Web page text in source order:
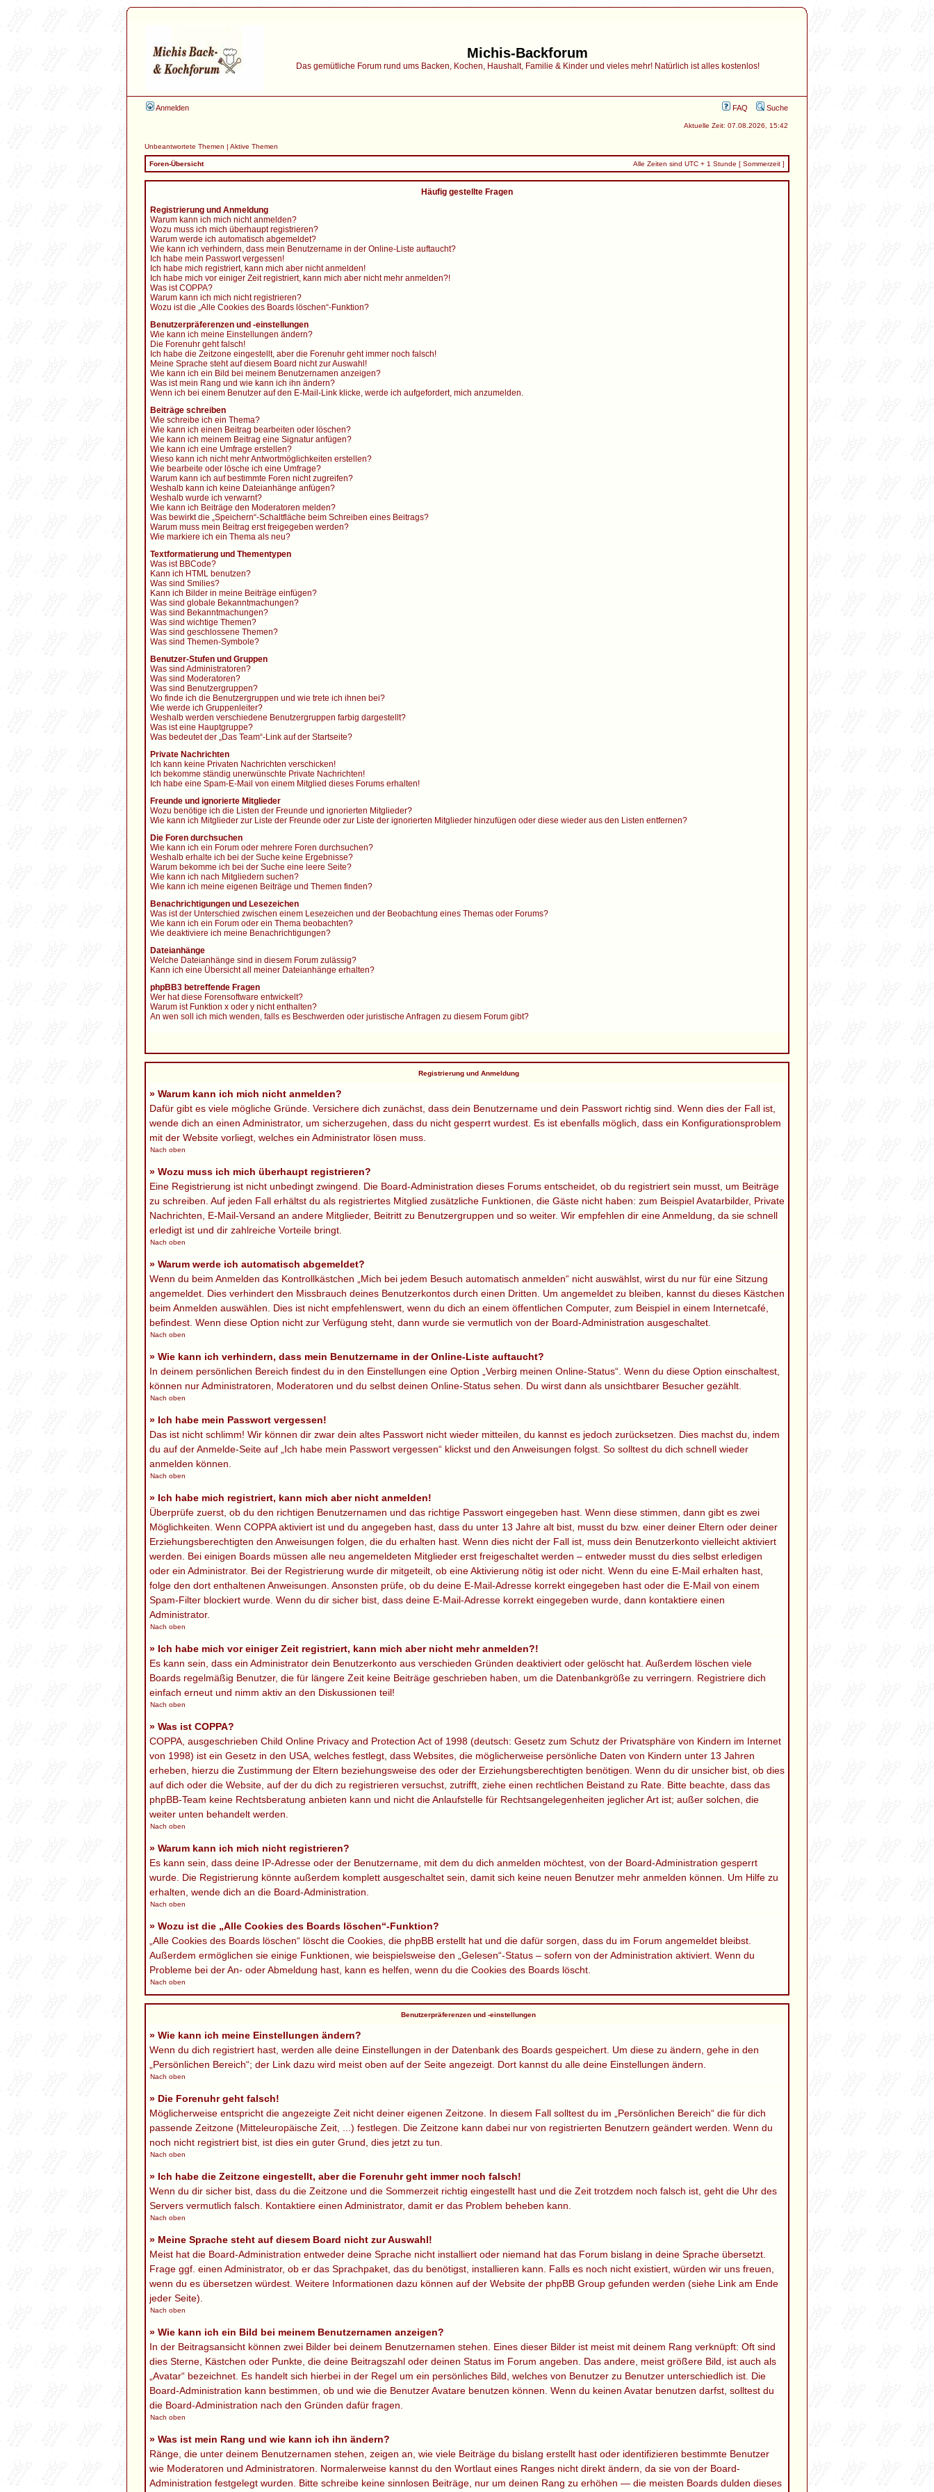
Michis-Backforum
Das gemütliche Forum rund ums Backen, Kochen, Haushalt, Familie & Kinder und vieles mehr! Natürlich ist alles kostenlos!
Anmelden FAQ Suche
Aktuelle Zeit: 07.08.2026, 15:42
Unbeantwortete Themen | Aktive Themen
Foren-Übersicht Alle Zeiten sind UTC + 1 Stunde [ Sommerzeit ]
Häufig gestellte Fragen
Registrierung und Anmeldung
Warum kann ich mich nicht anmelden?
Wozu muss ich mich überhaupt registrieren?
Warum werde ich automatisch abgemeldet?
Wie kann ich verhindern, dass mein Benutzername in der Online-Liste auftaucht?
Ich habe mein Passwort vergessen!
Ich habe mich registriert, kann mich aber nicht anmelden!
Ich habe mich vor einiger Zeit registriert, kann mich aber nicht mehr anmelden?!
Was ist COPPA?
Warum kann ich mich nicht registrieren?
Wozu ist die „Alle Cookies des Boards löschen“-Funktion?
Benutzerpräferenzen und -einstellungen
Wie kann ich meine Einstellungen ändern?
Die Forenuhr geht falsch!
Ich habe die Zeitzone eingestellt, aber die Forenuhr geht immer noch falsch!
Meine Sprache steht auf diesem Board nicht zur Auswahl!
Wie kann ich ein Bild bei meinem Benutzernamen anzeigen?
Was ist mein Rang und wie kann ich ihn ändern?
Wenn ich bei einem Benutzer auf den E-Mail-Link klicke, werde ich aufgefordert, mich anzumelden.
Beiträge schreiben
Wie schreibe ich ein Thema?
Wie kann ich einen Beitrag bearbeiten oder löschen?
Wie kann ich meinem Beitrag eine Signatur anfügen?
Wie kann ich eine Umfrage erstellen?
Wieso kann ich nicht mehr Antwortmöglichkeiten erstellen?
Wie bearbeite oder lösche ich eine Umfrage?
Warum kann ich auf bestimmte Foren nicht zugreifen?
Weshalb kann ich keine Dateianhänge anfügen?
Weshalb wurde ich verwarnt?
Wie kann ich Beiträge den Moderatoren melden?
Was bewirkt die „Speichern“-Schaltfläche beim Schreiben eines Beitrags?
Warum muss mein Beitrag erst freigegeben werden?
Wie markiere ich ein Thema als neu?
Textformatierung und Thementypen
Was ist BBCode?
Kann ich HTML benutzen?
Was sind Smilies?
Kann ich Bilder in meine Beiträge einfügen?
Was sind globale Bekanntmachungen?
Was sind Bekanntmachungen?
Was sind wichtige Themen?
Was sind geschlossene Themen?
Was sind Themen-Symbole?
Benutzer-Stufen und Gruppen
Was sind Administratoren?
Was sind Moderatoren?
Was sind Benutzergruppen?
Wo finde ich die Benutzergruppen und wie trete ich ihnen bei?
Wie werde ich Gruppenleiter?
Weshalb werden verschiedene Benutzergruppen farbig dargestellt?
Was ist eine Hauptgruppe?
Was bedeutet der „Das Team“-Link auf der Startseite?
Private Nachrichten
Ich kann keine Privaten Nachrichten verschicken!
Ich bekomme ständig unerwünschte Private Nachrichten!
Ich habe eine Spam-E-Mail von einem Mitglied dieses Forums erhalten!
Freunde und ignorierte Mitglieder
Wozu benötige ich die Listen der Freunde und ignorierten Mitglieder?
Wie kann ich Mitglieder zur Liste der Freunde oder zur Liste der ignorierten Mitglieder hinzufügen oder diese wieder aus den Listen entfernen?
Die Foren durchsuchen
Wie kann ich ein Forum oder mehrere Foren durchsuchen?
Weshalb erhalte ich bei der Suche keine Ergebnisse?
Warum bekomme ich bei der Suche eine leere Seite?
Wie kann ich nach Mitgliedern suchen?
Wie kann ich meine eigenen Beiträge und Themen finden?
Benachrichtigungen und Lesezeichen
Was ist der Unterschied zwischen einem Lesezeichen und der Beobachtung eines Themas oder Forums?
Wie kann ich ein Forum oder ein Thema beobachten?
Wie deaktiviere ich meine Benachrichtigungen?
Dateianhänge
Welche Dateianhänge sind in diesem Forum zulässig?
Kann ich eine Übersicht all meiner Dateianhänge erhalten?
phpBB3 betreffende Fragen
Wer hat diese Forensoftware entwickelt?
Warum ist Funktion x oder y nicht enthalten?
An wen soll ich mich wenden, falls es Beschwerden oder juristische Anfragen zu diesem Forum gibt?
Registrierung und Anmeldung
» Warum kann ich mich nicht anmelden?
Dafür gibt es viele mögliche Gründe. Versichere dich zunächst, dass dein Benutzername und dein Passwort richtig sind. Wenn dies der Fall ist,
wende dich an einen Administrator, um sicherzugehen, dass du nicht gesperrt wurdest. Es ist ebenfalls möglich, dass ein Konfigurationsproblem
mit der Website vorliegt, welches ein Administrator lösen muss.
Nach oben
» Wozu muss ich mich überhaupt registrieren?
Eine Registrierung ist nicht unbedingt zwingend. Die Board-Administration dieses Forums entscheidet, ob du registriert sein musst, um Beiträge
zu schreiben. Auf jeden Fall erhältst du als registriertes Mitglied zusätzliche Funktionen, die Gäste nicht haben: zum Beispiel Avatarbilder, Private
Nachrichten, E-Mail-Versand an andere Mitglieder, Beitritt zu Benutzergruppen und so weiter. Wir empfehlen dir eine Anmeldung, da sie schnell
erledigt ist und dir zahlreiche Vorteile bringt.
Nach oben
» Warum werde ich automatisch abgemeldet?
Wenn du beim Anmelden das Kontrollkästchen „Mich bei jedem Besuch automatisch anmelden“ nicht auswählst, wirst du nur für eine Sitzung
angemeldet. Dies verhindert den Missbrauch deines Benutzerkontos durch einen Dritten. Um angemeldet zu bleiben, kannst du dieses Kästchen
beim Anmelden auswählen. Dies ist nicht empfehlenswert, wenn du dich an einem öffentlichen Computer, zum Beispiel in einem Internetcafé,
befindest. Wenn diese Option nicht zur Verfügung steht, dann wurde sie vermutlich von der Board-Administration ausgeschaltet.
Nach oben
» Wie kann ich verhindern, dass mein Benutzername in der Online-Liste auftaucht?
In deinem persönlichen Bereich findest du in den Einstellungen eine Option „Verbirg meinen Online-Status“. Wenn du diese Option einschaltest,
können nur Administratoren, Moderatoren und du selbst deinen Online-Status sehen. Du wirst dann als unsichtbarer Besucher gezählt.
Nach oben
» Ich habe mein Passwort vergessen!
Das ist nicht schlimm! Wir können dir zwar dein altes Passwort nicht wieder mitteilen, du kannst es jedoch zurücksetzen. Dies machst du, indem
du auf der Anmelde-Seite auf „Ich habe mein Passwort vergessen“ klickst und den Anweisungen folgst. So solltest du dich schnell wieder
anmelden können.
Nach oben
» Ich habe mich registriert, kann mich aber nicht anmelden!
Überprüfe zuerst, ob du den richtigen Benutzernamen und das richtige Passwort eingegeben hast. Wenn diese stimmen, dann gibt es zwei
Möglichkeiten. Wenn COPPAaktiviert ist und du angegeben hast, dass du unter 13 Jahre alt bist, musst du bzw. einer deiner Eltern oder deiner
Erziehungsberechtigten den Anweisungen folgen, die du erhalten hast. Wenn dies nicht der Fall ist, muss dein Benutzerkonto vielleicht aktiviert
werden. Bei einigen Boards müssen alle neu angemeldeten Mitglieder erst freigeschaltet werden – entweder musst du dies selbst erledigen
oder ein Administrator. Bei der Registrierung wurde dir mitgeteilt, ob eine Aktivierung nötig ist oder nicht. Wenn du eine E-Mail erhalten hast,
folge den dort enthaltenen Anweisungen. Ansonsten prüfe, ob du deine E-Mail-Adresse korrekt eingegeben hast oder die E-Mail von einem
Spam-Filter blockiert wurde. Wenn du dir sicher bist, dass deine E-Mail-Adresse korrekt eingegeben wurde, dann kontaktiere einen
Administrator.
Nach oben
» Ich habe mich vor einiger Zeit registriert, kann mich aber nicht mehr anmelden?!
Es kann sein, dass ein Administrator dein Benutzerkonto aus verschieden Gründen deaktiviert oder gelöscht hat. Außerdem löschen viele
Boards regelmäßig Benutzer, die für längere Zeit keine Beiträge geschrieben haben, um die Datenbankgröße zu verringern. Registriere dich
einfach erneut und nimm aktiv an den Diskussionen teil!
Nach oben
» Was ist COPPA?
COPPA, ausgeschrieben Child Online Privacy and Protection Act of 1998 (deutsch: Gesetz zum Schutz der Privatsphäre von Kindern im Internet
von 1998) ist ein Gesetz in den USA, welches festlegt, dass Websites, die möglicherweise persönliche Daten von Kindern unter 13 Jahren
erheben, hierzu die Zustimmung der Eltern beziehungsweise des oder der Erziehungsberechtigten benötigen. Wenn du dir unsicher bist, ob dies
auf dich oder die Website, auf der du dich zu registrieren versuchst, zutrifft, ziehe einen rechtlichen Beistand zu Rate. Bitte beachte, dass das
phpBB-Team keine Rechtsberatung anbieten kann und nicht die Anlaufstelle für Rechtsangelegenheiten jeglicher Art ist; außer solchen, die
weiter unten behandelt werden.
Nach oben
» Warum kann ich mich nicht registrieren?
Es kann sein, dass deine IP-Adresse oder der Benutzername, mit dem du dich anmelden möchtest, von der Board-Administration gesperrt
wurde. Die Registrierung könnte außerdem komplett ausgeschaltet sein, damit sich keine neuen Benutzer mehr anmelden können. Um Hilfe zu
erhalten, wende dich an die Board-Administration.
Nach oben
» Wozu ist die „Alle Cookies des Boards löschen“-Funktion?
„Alle Cookies des Boards löschen“ löscht die Cookies, die phpBB erstellt hat und die dafür sorgen, dass du im Forum angemeldet bleibst.
Außerdem ermöglichen sie einige Funktionen, wie beispielsweise den „Gelesen“-Status – sofern von der Administration aktiviert. Wenn du
Probleme bei der An- oder Abmeldung hast, kann es helfen, wenn du die Cookies des Boards löscht.
Nach oben
Benutzerpräferenzen und -einstellungen
» Wie kann ich meine Einstellungen ändern?
Wenn du dich registriert hast, werden alle deine Einstellungen in der Datenbank des Boards gespeichert. Um diese zu ändern, gehe in den
„Persönlichen Bereich“; der Link dazu wird meist oben auf der Seite angezeigt. Dort kannst du alle deine Einstellungen ändern.
Nach oben
» Die Forenuhr geht falsch!
Möglicherweise entspricht die angezeigte Zeit nicht deiner eigenen Zeitzone. In diesem Fall solltest du im „Persönlichen Bereich“ die für dich
passende Zeitzone (Mitteleuropäische Zeit, ...) festlegen. Die Zeitzone kann dabei nur von registrierten Benutzern geändert werden. Wenn du
noch nicht registriert bist, ist dies ein guter Grund, dies jetzt zu tun.
Nach oben
» Ich habe die Zeitzone eingestellt, aber die Forenuhr geht immer noch falsch!
Wenn du dir sicher bist, dass du die Zeitzone und die Sommerzeit richtig eingestellt hast und die Zeit trotzdem noch falsch ist, geht die Uhr des
Servers vermutlich falsch. Kontaktiere einen Administrator, damit er das Problem beheben kann.
Nach oben
» Meine Sprache steht auf diesem Board nicht zur Auswahl!
Meist hat die Board-Administration entweder deine Sprache nicht installiert oder niemand hat das Forum bislang in deine Sprache übersetzt.
Frage ggf. einen Administrator, ob er das Sprachpaket, das du benötigst, installieren kann. Falls es noch nicht existiert, würden wir uns freuen,
wenn du es übersetzen würdest. Weitere Informationen dazu können auf der Website der phpBB Group gefunden werden (siehe Link am Ende
jeder Seite).
Nach oben
» Wie kann ich ein Bild bei meinem Benutzernamen anzeigen?
In der Beitragsansicht können zwei Bilder bei deinem Benutzernamen stehen. Eines dieser Bilder ist meist mit deinem Rang verknüpft: Oft sind
dies Sterne, Kästchen oder Punkte, die deine Beitragszahl oder deinen Status im Forum angeben. Das andere, meist größere Bild, ist auch als
„Avatar“ bezeichnet. Es handelt sich hierbei in der Regel um ein persönliches Bild, welches von Benutzer zu Benutzer unterschiedlich ist. Die
Board-Administration kann bestimmen, ob und wie die Benutzer Avatare benutzen können. Wenn du keinen Avatar benutzen darfst, solltest du
die Board-Administration nach den Gründen dafür fragen.
Nach oben
» Was ist mein Rang und wie kann ich ihn ändern?
Ränge, die unter deinem Benutzernamen stehen, zeigen an, wie viele Beiträge du bislang erstellt hast oder identifizieren bestimmte Benutzer
wie Moderatoren und Administratoren. Normalerweise kannst du den Wortlaut eines Ranges nicht direkt ändern, da sie von der Board-
Administration festgelegt wurden. Bitte schreibe keine sinnlosen Beiträge, nur um deinen Rang zu erhöhen — die meisten Boards dulden dieses